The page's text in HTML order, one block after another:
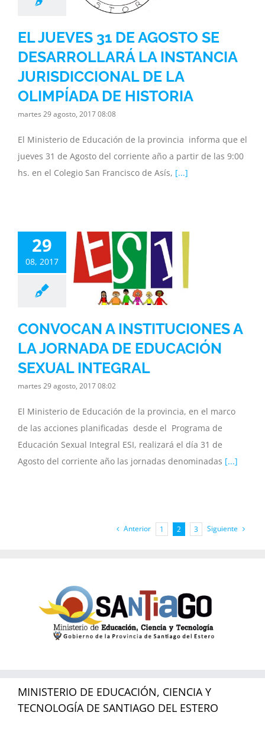
Subsecretaria
EL JUEVES 31 DE AGOSTO SE
DESARROLLARÁ LA INSTANCIA
JURISDICCIONAL DE LA
OLIMPÍADA DE HISTORIA
martes 29 agosto, 2017 08:08
El Ministerio de Educación de la provincia informa que el
jueves 31 de Agosto del corriente año a partir de las 9:00
hs. en el Colegio San Francisco de Asís, [...]
29
08, 2017
A
DE
Noticias
Subsecretaria
CONVOCAN A INSTITUCIONES A
LA JORNADA DE EDUCACIÓN
SEXUAL INTEGRAL
martes 29 agosto, 2017 08:02
El Ministerio de Educación de la provincia, en el marco
de las acciones planificadas desde el Programa de
Educación Sexual Integral ESI, realizará el día 31 de
Agosto del corriente año las jornadas denominadas [...]
Anterior 1 2 3 Siguiente
MINISTERIO DE EDUCACIÓN, CIENCIA Y
TECNOLOGÍA DE SANTIAGO DEL ESTERO